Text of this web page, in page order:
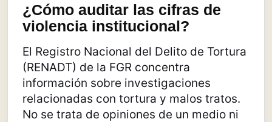
¿Cómo auditar las cifras de
violencia institucional?
El Registro Nacional del Delito de Tortura
(RENADT) de la FGR concentra
información sobre investigaciones
relacionadas con tortura y malos tratos.
No se trata de opiniones de un medio ni